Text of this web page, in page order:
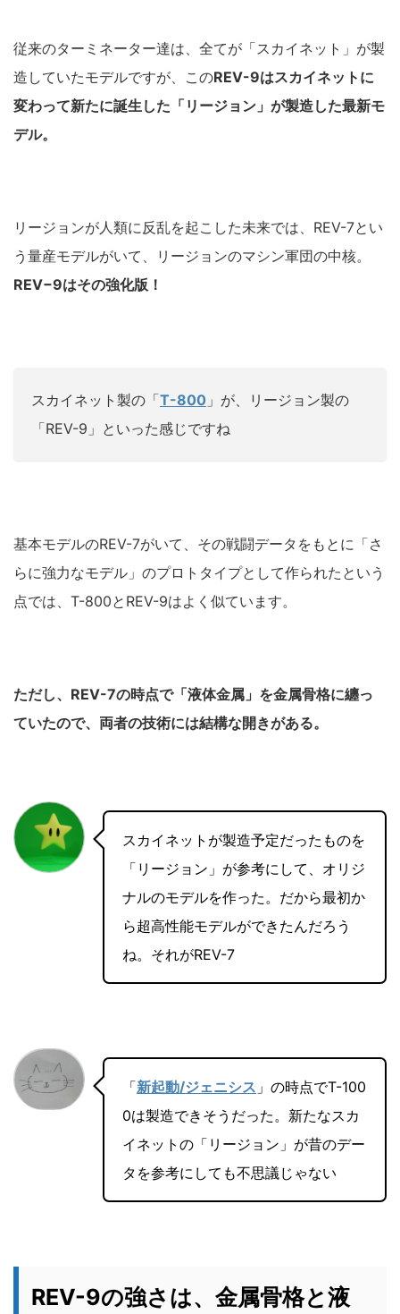
従来のターミネーター達は、全てが「スカイネット」が製
造していたモデルですが、このREV-9はスカイネットに
変わって新たに誕生した「リージョン」が製造した最新モ
デル。
リージョンが人類に反乱を起こした未来では、REV-7とい
う量産モデルがいて、リージョンのマシン軍団の中核。
REV−9はその強化版！
スカイネット製の「T-800 」が、リージョン製の
「REV-9」といった感じですね
基本モデルのREV-7がいて、その戦闘データをもとに「さ
らに強力なモデル」のプロトタイプとして作られたという
点では、T-800とREV-9はよく似ています。
ただし、REV-7の時点で「液体金属」を金属骨格に纏っ
ていたので、両者の技術には結構な開きがある。
スカイネットが製造予定だったものを
「リージョン」が参考にして、オリジ
ナルのモデルを作った。だから最初か
ら超高性能モデルができたんだろう
ね。それがREV-7
「新起動/ジェニシス 」の時点でT-100
0は製造できそうだった。新たなスカ
イネットの「リージョン」が昔のデー
タを参考にしても不思議じゃない
REV-9の強さは、金属骨格と液